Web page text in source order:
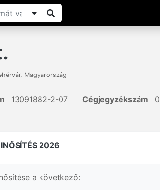
, Magyarország
13091882-2-07 Cégjegyzékszám
2026
a következő: